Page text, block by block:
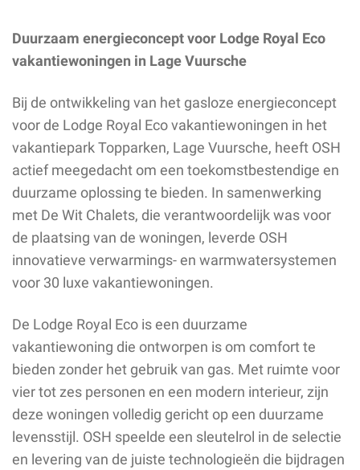
Duurzaam energieconcept voor Lodge Royal Eco
vakantiewoningen in Lage Vuursche
Bij de ontwikkeling van het gasloze energieconcept
voor de Lodge Royal Eco vakantiewoningen in het
vakantiepark Topparken, Lage Vuursche, heeft OSH
actief meegedacht om een toekomstbestendige en
duurzame oplossing te bieden. In samenwerking
met De Wit Chalets, die verantwoordelijk was voor
de plaatsing van de woningen, leverde OSH
innovatieve verwarmings- en warmwatersystemen
voor 30 luxe vakantiewoningen.
De Lodge Royal Eco is een duurzame
vakantiewoning die ontworpen is om comfort te
bieden zonder het gebruik van gas. Met ruimte voor
vier tot zes personen en een modern interieur, zijn
deze woningen volledig gericht op een duurzame
levensstijl. OSH speelde een sleutelrol in de selectie
en levering van de juiste technologieën die bijdragen